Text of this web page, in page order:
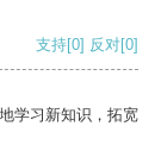
支持[0] 反对[0]
学习新知识，拓宽